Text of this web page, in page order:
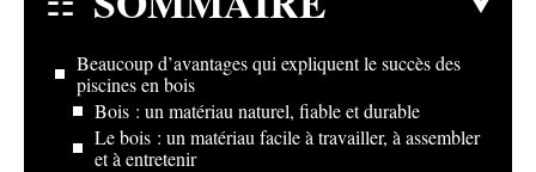
Beaucoup d’avantages qui expliquent le succès des
piscines en bois
Bois : un matériau naturel, fiable et durable
Le bois : un matériau facile à travailler, à assembler
et à entretenir